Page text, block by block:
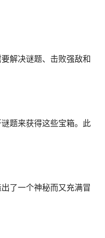
解决谜题、击败强敌和
题来获得这些宝箱。此
了一个神秘而又充满冒